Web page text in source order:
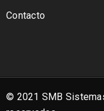
Contacto
© 2021 SMB